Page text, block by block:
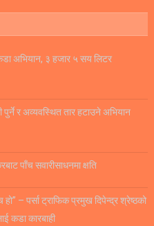
कडा अभियान, ३ हजार ५ सय लिटर
र अव्यवस्थित तार हटाउने अभियान
पाँच सवारीसाधनमा क्षति
– पर्सा ट्राफिक प्रमुख दिपेन्द्र श्रेष्ठको
कडा कारबाही